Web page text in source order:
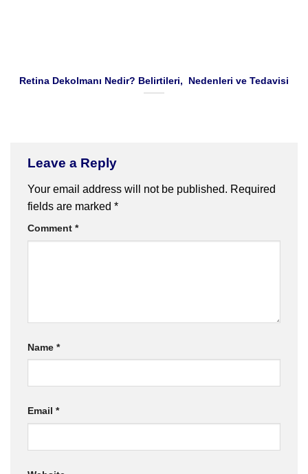
Retina Dekolmanı Nedir? Belirtileri, Nedenleri ve Tedavisi
Leave a Reply
Your email address will not be published. Required
fields are marked *
Comment *
Name *
Email *